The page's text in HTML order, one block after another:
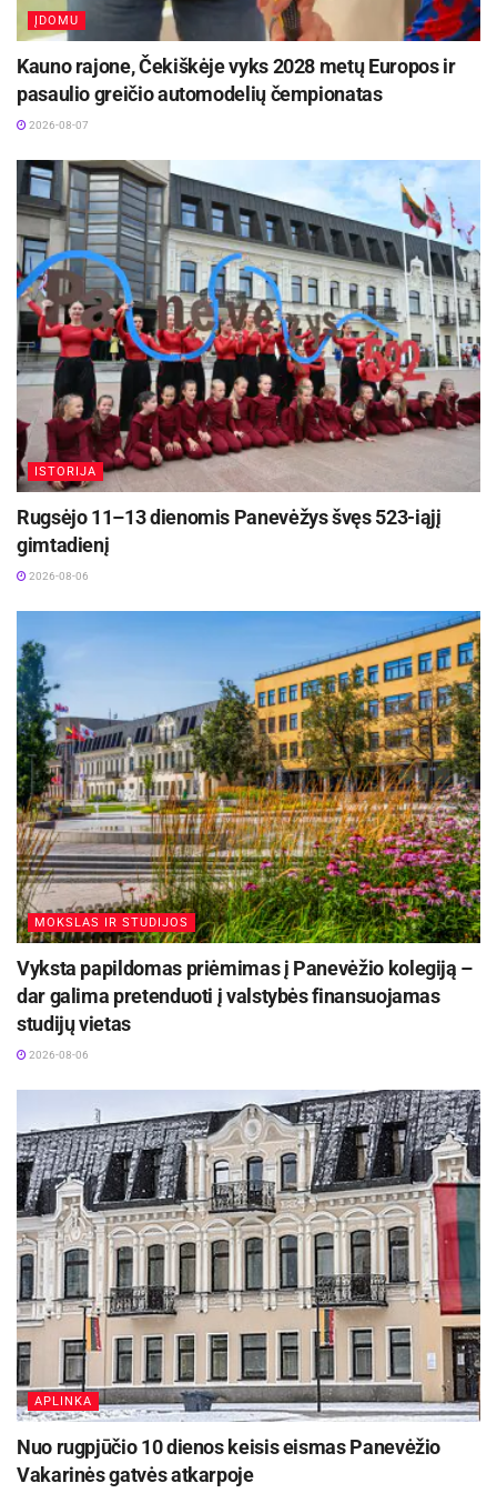
ĮDOMU
Kauno rajone, Čekiškėje vyks 2028 metų Europos ir
pasaulio greičio automodelių čempionatas
2026-08-07
ISTORIJA
Rugsėjo 11–13 dienomis Panevėžys švęs 523-iąjį
gimtadienį
2026-08-06
MOKSLAS IR STUDIJOS
Vyksta papildomas priėmimas į Panevėžio kolegiją –
dar galima pretenduoti į valstybės finansuojamas
studijų vietas
2026-08-06
APLINKA
Nuo rugpjūčio 10 dienos keisis eismas Panevėžio
Vakarinės gatvės atkarpoje